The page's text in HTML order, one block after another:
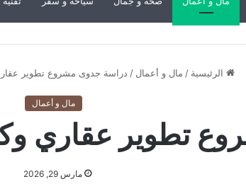
الرئيسية / مال و أعمال / دراسة جدوى مشروع تطوير عقاري
مال و أعمال
تطوير عقاري
مارس 29, 2026